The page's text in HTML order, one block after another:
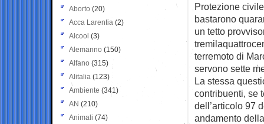
Protezione
bastarono
un tetto
terremoto di
servono sette
La stessa
contribuenti, se
dell’articolo 97
andamento
Aborto (20)
Acca Larentia (2)
Alcool (3)
Alemanno (150)
Alfano (315)
Alitalia (123)
Ambiente (341)
AN (210)
Animali (74)